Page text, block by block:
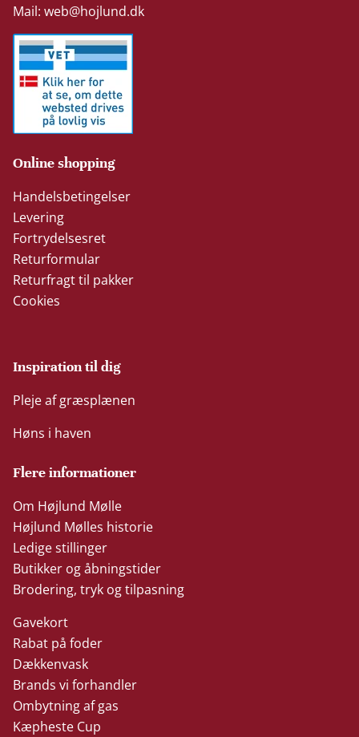
Mail:web@hojlund.dk
Online shopping
Handelsbetingelser
Levering
Fortrydelsesret
Returformular
Returfragt til pakker
Cookies
Inspiration til dig
Pleje af græsplænen
Høns i haven
Flere informationer
Om Højlund Mølle
Højlund Mølles historie
Ledige stillinger
Butikker og åbningstider
Brodering, tryk og tilpasning
Gavekort
Rabat på foder
Dækkenvask
Brands vi forhandler
Ombytning af gas
Kæpheste Cup